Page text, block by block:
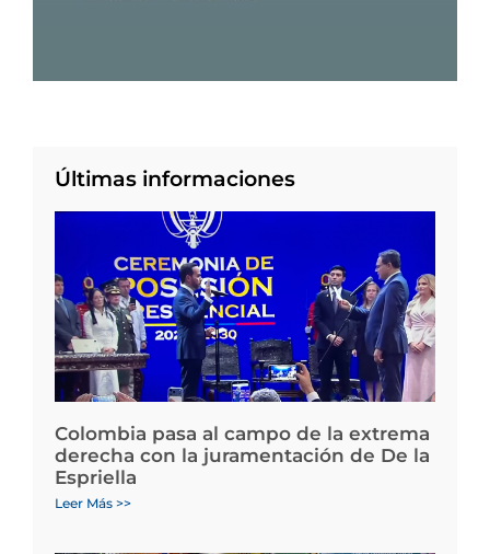
Últimas informaciones
Colombia pasa al campo de la extrema
derecha con la juramentación de De la
Espriella
Leer Más >>